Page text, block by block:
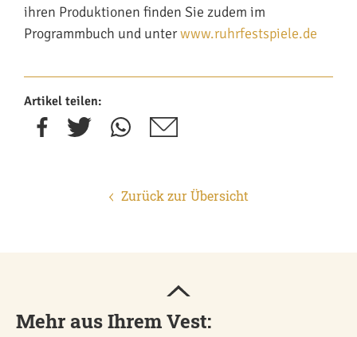
ihren Produktionen finden Sie zudem im
Programmbuch und unterwww.ruhrfestspiele.de
Artikel teilen:
Zurück zur Übersicht
Mehr aus Ihrem Vest: